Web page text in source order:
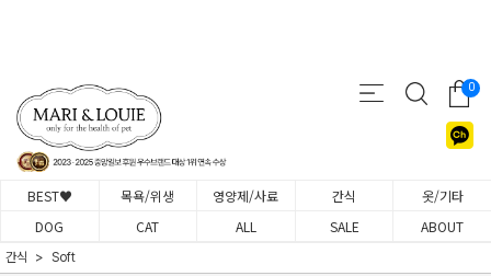
0
BEST♥ 목욕/위생 영양제/사료 간식
옷/기타
DOG
CAT ALL SALE ABOUT
간식 Soft